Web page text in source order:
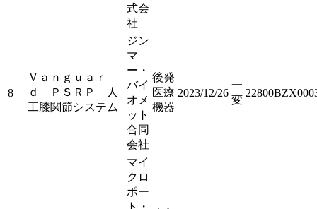
式会
社
8
Ｖａｎｇｕａｒ
ｄ ＰＳＲＰ 人
工膝関節システム
ジン
マ
ー・
バイ
オメ
ット
合同
会社
後発
医療
機器
2023/12/26
一
変
マイ
クロ
ポー
ト・